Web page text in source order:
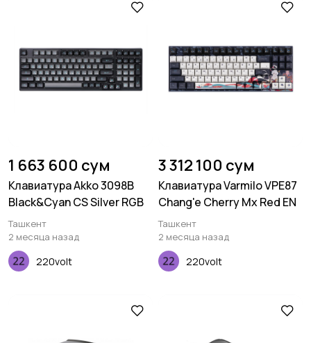
1 663 600 сум
Клавиатура Akko 3098B
Black&Cyan CS Silver RGB
Ташкент
2 месяца назад
220volt
3 312 100 сум
Клавиатура Varmilo VPE87
Chang'e Cherry Mx Red EN
Ташкент
2 месяца назад
220volt